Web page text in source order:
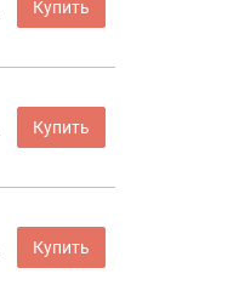
Купить
Купить
Купить